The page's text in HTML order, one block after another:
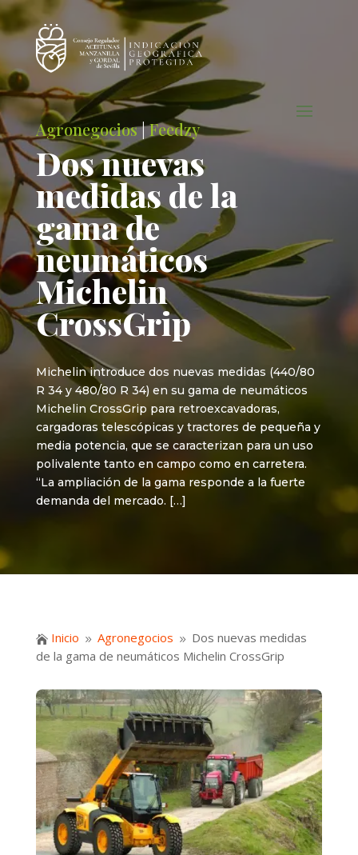
Agronegocios|Feedzy
Dos nuevas
medidas de la
gama de
neumáticos
Michelin
CrossGrip
Michelin introduce dos nuevas medidas (440/80
R 34 y 480/80 R 34) en su gama de neumáticos
Michelin CrossGrip para retroexcavadoras,
cargadoras telescópicas y tractores de pequeña y
media potencia, que se caracterizan para un uso
polivalente tanto en campo como en carretera.
“La ampliación de la gama responde a la fuerte
demanda del mercado. […]
 Inicio 9 Agronegocios 9 Dos nuevas medidas
de la gama de neumáticos Michelin CrossGrip